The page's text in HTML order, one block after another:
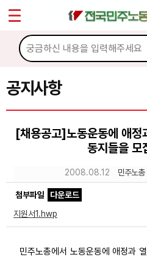
공지사항
[채용공고]노동운동에 애정
동지들을 모
2008.08.12 민주노총
첨부파일
다운로드
지원서1.hwp
민주노총에서 노동운동에 애정과
마이페이지
소개
소식
공지사항
성명·보도
노동상담
자료
Sketchbook5,
Sketchbook5,